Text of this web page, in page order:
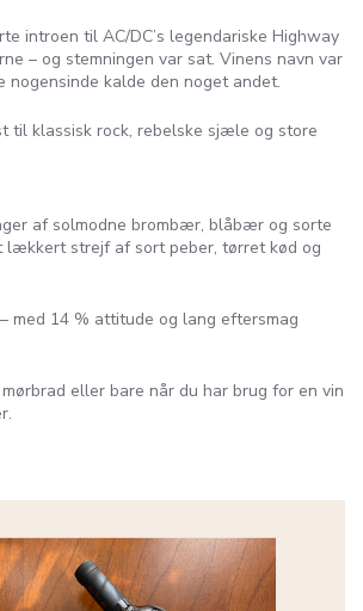
introen til AC/DC’s legendariske Highway
– og stemningen var sat. Vinens navn var
nogensinde kalde den noget andet.
til klassisk rock, rebelske sjæle og store
af solmodne brombær, blåbær og sorte
lækkert strejf af sort peber, tørret kød og
med 14 % attitude og lang eftersmag
eller bare når du har brug for en vin